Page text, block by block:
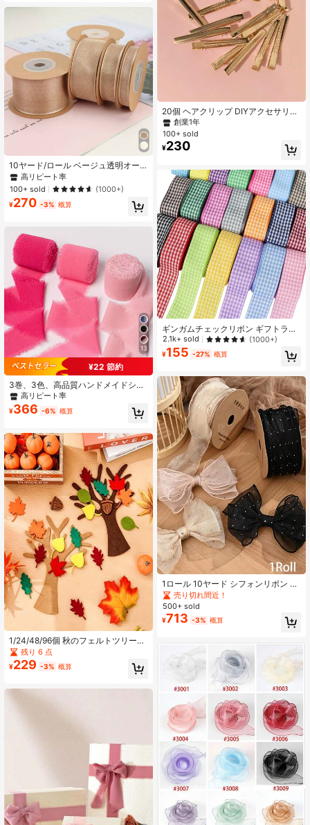
ワー&リボン作りに使える多色展開
10ヤード/ロール ベージュ透明オー
ガンジーリボン、花束、ケーキ包
装、リボン、休日、結婚式、パーテ
ィーの装飾バレンタインデーに最適
な高品質ファブリックリボン
高リピート率
100+ sold
(1000+)
¥270 -3% 概算
13
¥22 節約
3巻、3色、高品質ハンドメイドシフ
ォンエッジリボン、結婚式の招待
状、母の日、ブライダルブーケ、ギ
フトラッピング、DIYクラフトに適し
高リピート率
¥366 -6% 概算
1/24/48/96個 秋のフェルトツリーク
ラフト素材キット - メープルリーフ
装飾ツリー、DIYアートクラフト 感
謝祭 ハロウィン イースター パーテ
壁掛け装飾、教師の日 ホームドア 壁
残り 6 点
¥229 -3% 概算
20個 ヘアクリップ DIYアクセサリー
アリゲーターヘアクリップ ストレー
トクリップ バングスクリップ ハンド
メイドジュエリーアクセサリー、ヘ
アクリップアクセサリー 長さ5.5c
ターヘアクリップ 鉄製、ヘアクリッ
創業1年
100+ sold
¥230
ギンガムチェックリボン ギフトラッ
ピング パーティー 結婚式 クリスマ
スの装飾に
2.1k+ sold (1000+)
¥155 -27% 概算
1ロール 10ヤード シフォンリボン キ
ラキラダイヤモンドエッジ オーガン
자리ボン - ギフトラッピング、バレ
ンタインデー、結婚式、誕生日 & ブ
ーケの装飾に最適
売り切れ間近！
500+ sold
¥713 -3% 概算